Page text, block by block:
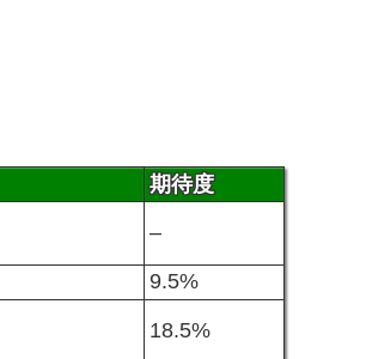
期待度
–
9.5%
18.5%